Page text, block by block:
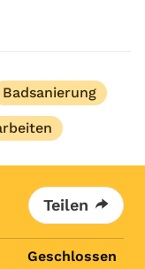
in
Badsanierung
Teilen
Geschlossen